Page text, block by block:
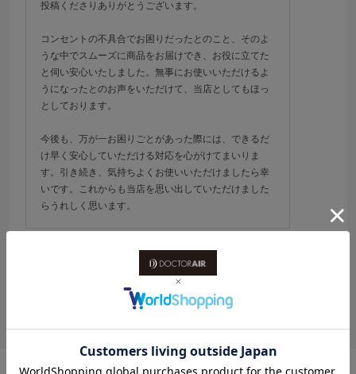
投稿くださりありがとうございます。
コンセントの不具合でお困りだったとのこと、そのよ
うな中でスムーズに商品をお届けでき、お役に立てた
と伺い安心いたしました。無事にお使いいただけるよ
うになったとのお声をいただけて、当店としてもほっ
としております。
今後も、万が一お困りごとがあった際には、できるだ
け早く安心していただける対応を心がけてまいりま
す。引き続き、気持ちよくお使いいただけましたら幸
いです。これからも当店を思い出していただけました
らうれしく思います。
絞り込み